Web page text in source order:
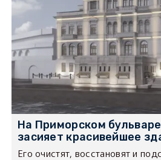
На Приморском
засияет красивейшее
Его очистят, восстановят и